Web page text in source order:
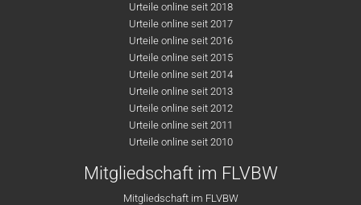
Urteile online seit 2018
Urteile online seit 2017
Urteile online seit 2016
Urteile online seit 2015
Urteile online seit 2014
Urteile online seit 2013
Urteile online seit 2012
Urteile online seit 2011
Urteile online seit 2010
Mitgliedschaft im FLVBW
Mitgliedschaft im FLVBW